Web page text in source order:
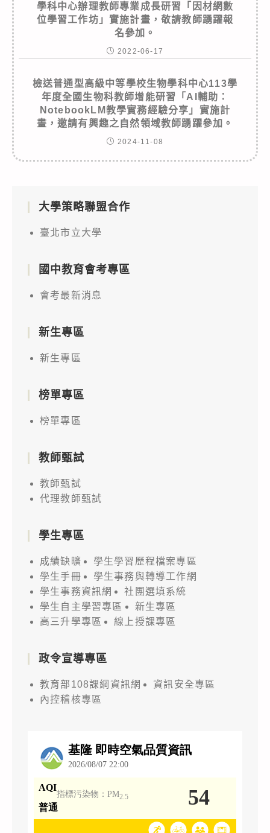
學科中心辦理教師專業成長研習「因材網數
位學習工作坊」實施計畫，敬請教師踴躍報
名參加。
2022-06-17
檢送普通型高級中等學校生物學科中心113學
年度全國生物科教師增能研習「AI輔助：
NotebookLM教學實務經驗分享」實施計
畫，邀請有興趣之自然領域教師踴躍參加。
2024-11-08
大學策略聯盟合作
臺北市立大學
國中教育會考專區
會考最新消息
新生專區
新生專區
榜單專區
榜單專區
教師甄試
教師甄試
代理教師甄試
學生專區
成績缺曠
學生學習歷程檔案專區
學生手冊
學生事務與轉導工作網
學生事務資訊網
社團選填系統
學生自主學習專區
新生專區
高三升學專區
線上授課專區
政令宣導專區
教育部108課綱資訊網
資訊安全專區
內控稽核專區